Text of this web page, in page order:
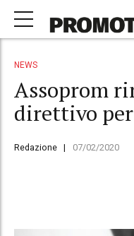
NEWS
Assoprom
direttivo
Redazione 07/02/2020